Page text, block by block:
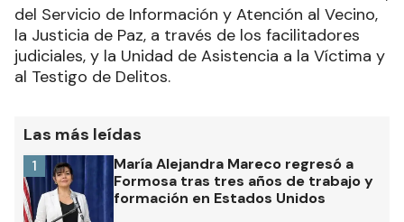
del Servicio de Información y Atención al Vecino,
la Justicia de Paz, a través de los facilitadores
judiciales, y la Unidad de Asistencia a la Víctima y
al Testigo de Delitos.
Las más leídas
María Alejandra Mareco regresó a
Formosa tras tres años de trabajo y
formación en Estados Unidos
1